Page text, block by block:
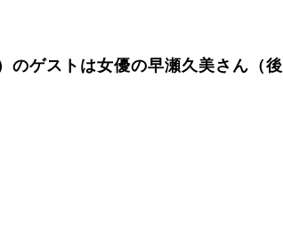
のゲストは女優の早瀬久美さん（後